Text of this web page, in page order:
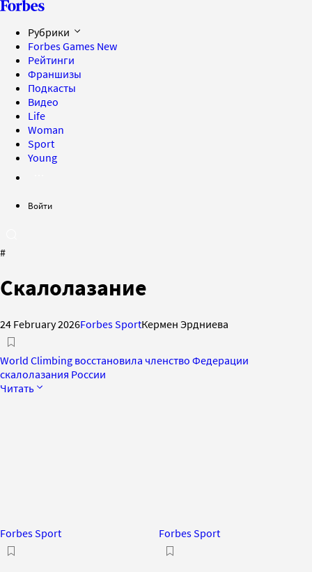
Рубрики
Forbes Games New
Рейтинги
Франшизы
Подкасты
Видео
Life
Woman
Sport
Young
Войти
#
Скалолазание
24 February 2026Forbes SportКермен Эрдниева
World Climbing восстановила членство Федерации
скалолазания России
Читать
Forbes Sport Forbes Sport